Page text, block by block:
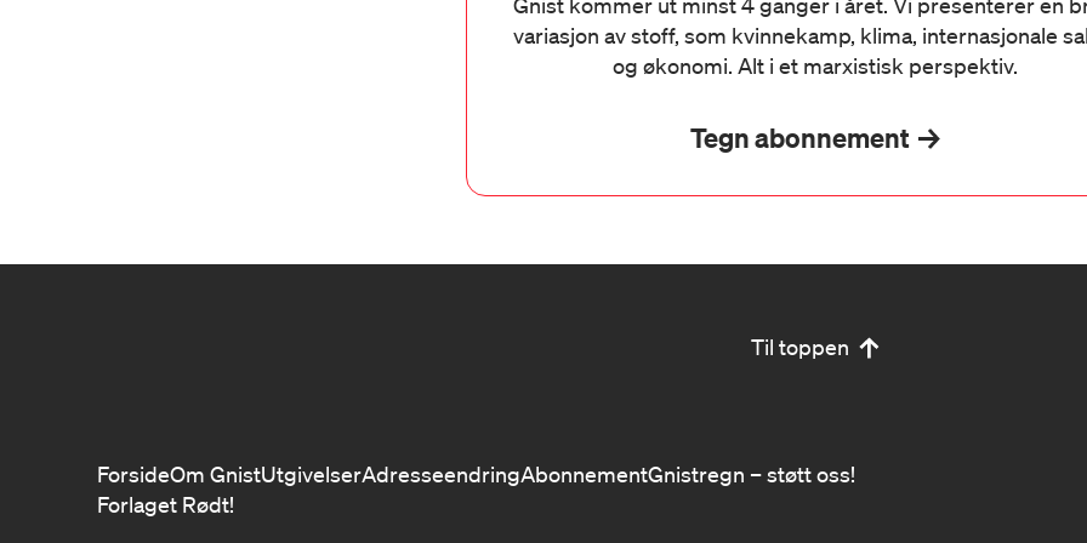
variasjon av stoff, som kvinnekamp, klima, internasjonale
og økonomi. Alt i et marxistisk perspektiv.
Tegn abonnement
Til toppen
ForsideOm GnistUtgivelserAdresseendringAbonnementGnistregn – støtt oss!
Forlaget Rødt!